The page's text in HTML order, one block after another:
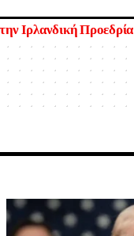
Ιρλανδική Προεδρία